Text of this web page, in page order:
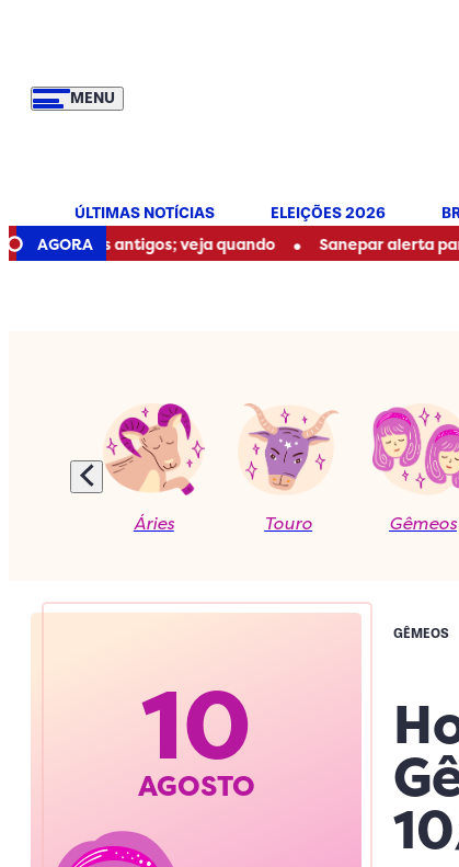
MENU
ÚLTIMAS NOTÍCIAS ELEIÇÕES 2026
AGORA
antigos; veja quando • Sanepar alerta para falta
Áries Touro Gêmeos
10
AGOSTO
GÊMEOS